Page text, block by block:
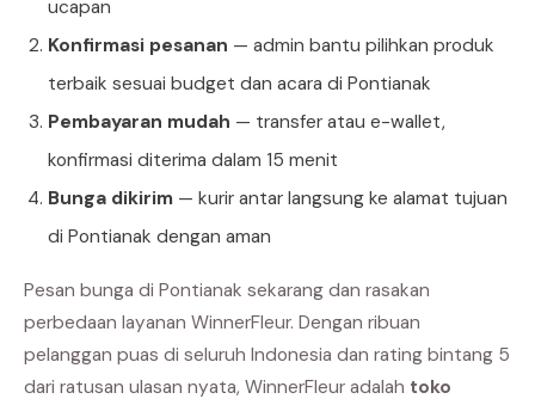
ucapan
Konfirmasi pesanan — admin bantu pilihkan produk
terbaik sesuai budget dan acara di Pontianak
Pembayaran mudah — transfer atau e-wallet,
konfirmasi diterima dalam 15 menit
Bunga dikirim — kurir antar langsung ke alamat tujuan
di Pontianak dengan aman
Pesan bunga di Pontianak sekarang dan rasakan
perbedaan layanan WinnerFleur. Dengan ribuan
pelanggan puas di seluruh Indonesia dan rating bintang 5
dari ratusan ulasan nyata, WinnerFleur adalah toko